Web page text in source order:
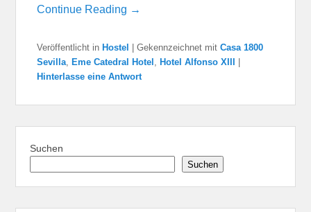
Continue Reading →
Veröffentlicht in Hostel |Gekennzeichnet mit Casa 1800
Sevilla, Eme Catedral Hotel , Hotel Alfonso XIII
Hinterlasse eine Antwort
Suchen
Suchen